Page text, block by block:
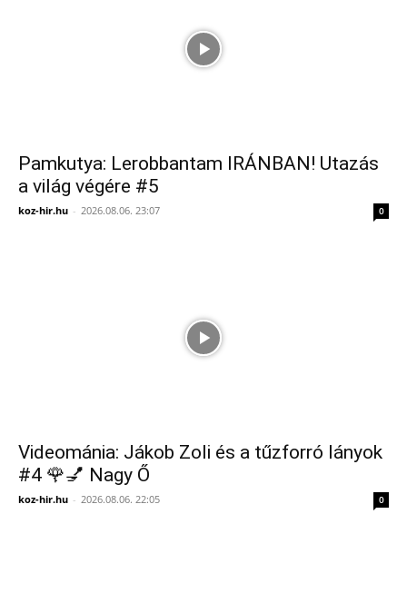
Pamkutya: Lerobbantam IRÁNBAN! Utazás
a világ végére #5
koz-hir.hu - 2026.08.06. 23:07 0
Videománia: Jákob Zoli és a tűzforró lányok
#4 🌹💅 Nagy Ő
koz-hir.hu - 2026.08.06. 22:05 0